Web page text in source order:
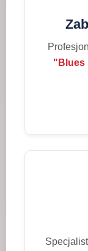
"Blues